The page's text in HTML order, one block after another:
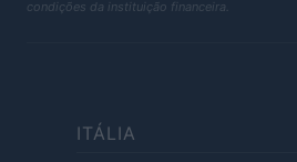
condições da instituição financeira.
ITÁLIA